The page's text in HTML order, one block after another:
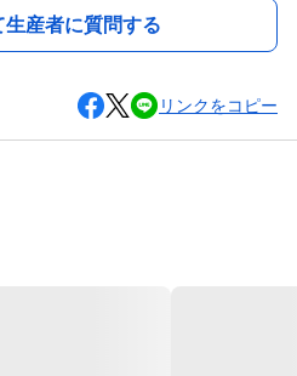
産者に質問する
リンクをコピー